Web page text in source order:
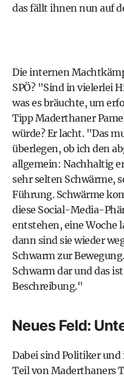
das fällt ihnen nun auf
Die internen
SPÖ? "Sind in vielerlei
was es bräuchte, um
Tipp Maderthaner
würde? Er lacht. "Das
überlegen, ob ich den
allgemein: Nachhaltig
sehr selten Schwärme,
Führung. Schwärme
diese Social-Media-
entstehen, eine Woche
dann sind sie wieder
Schwarm zur
Schwarm dar und das
Beschreibung."
Neues Feld:
Dabei sind Politiker
Teil von Maderthaners